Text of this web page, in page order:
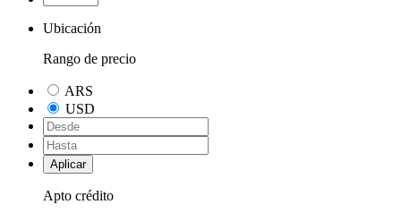
Ubicación
Rango de precio
ARS
USD
Aplicar
Apto crédito